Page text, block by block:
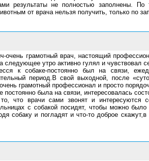
результаты не полностью заполнены.
от врача нельзя получить, только по
очень грамотный врач, настоящий
следующее утро активно гулял и чувствовал
к собаке-постоянно был на связи,
период.В свой выходной, после
грамотный профессионал и просто
была на связи, интересовалась
что врачи сами звонят и интересуются
с собакой посидят, чтобы можно
собаку и погладят и что-то доброе